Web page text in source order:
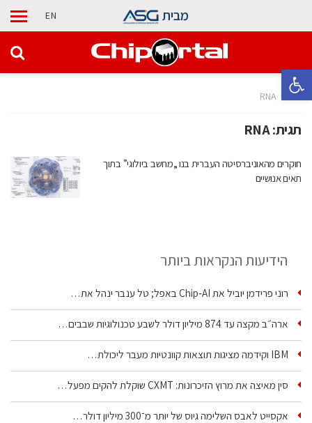
פתח סרגל נגישות
מבית EN
בית RNA
תגית:RNA
חוקרים מהאוניברסיטה העברית בנו „מחשב ביולוגי” בתוך
תאים אנושיים
הידיעות הנקראות ביותר
רוני פרידמן יוביל את Chip‑AI באפל; טל ענבר ינהל את…
ארה״ב מקצה עד 874 מיליון דולר לשבע טכנולוגיות שבבים…
IBM וקידמה מציגות תוצאות קוונטיות מעבר ליכולת…
סין מאיצה את מרוץ הזיכרונות: CXMT שוקלת להקים מפעל…
אקסייט לאבס השלימה גיוס של יותר מ־300 מיליון דולר…